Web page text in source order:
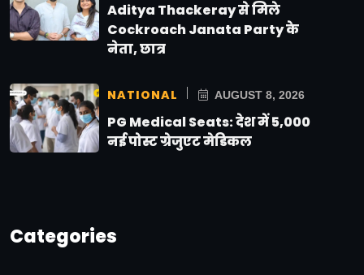
Aditya Thackeray से मिले
Cockroach Janata Party के
नेता, छात्र
NATIONAL AUGUST 8, 2026
PG Medical Seats: देश में 5,000
नई पोस्ट ग्रेजुएट मेडिकल
Categories